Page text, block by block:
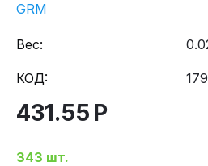
GRM
Вес:
КОД:
431.55 Р
343 шт.